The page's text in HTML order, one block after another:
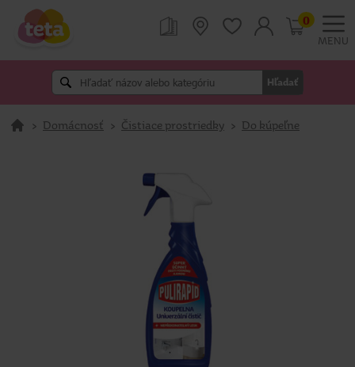
MENU
Hľadať
0
> Domácnosť > Čistiace prostriedky > Do kúpeľne